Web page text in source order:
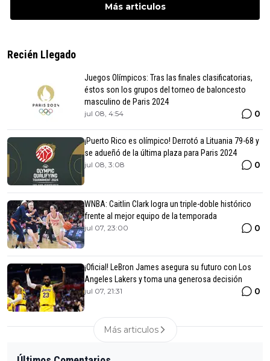
Más articulos
Recién Llegado
Juegos Olímpicos: Tras las finales clasificatorias,
éstos son los grupos del torneo de baloncesto
masculino de Paris 2024
jul 08, 4:54 0
¡Puerto Rico es olímpico! Derrotó a Lituania 79-68 y
se adueñó de la última plaza para Paris 2024
jul 08, 3:08 0
WNBA: Caitlin Clark logra un triple-doble histórico
frente al mejor equipo de la temporada
jul 07, 23:00 0
¡Oficial! LeBron James asegura su futuro con Los
Angeles Lakers y toma una generosa decisión
jul 07, 21:31 0
Más articulos